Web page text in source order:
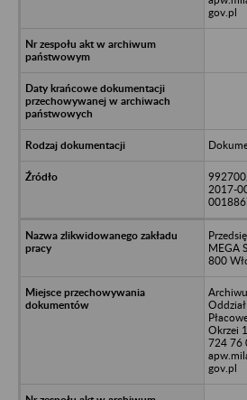
gov.pl
2017-
MEGA
800
Okrzei
724 76
gov.pl